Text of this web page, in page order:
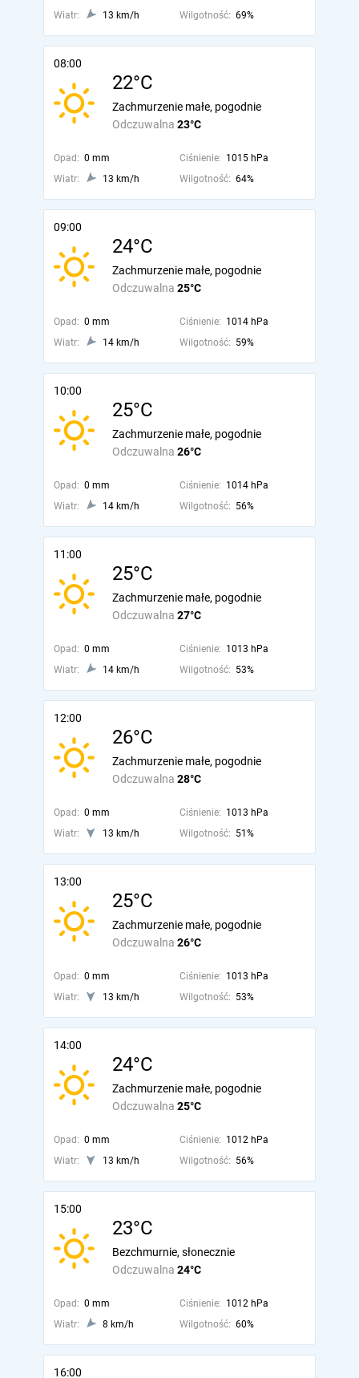
Wiatr: 13 km/h Wilgotność: 69%
08:00
22°C
Odczuwalna 23°C
Zachmurzenie małe, pogodnie
Opad: 0 mm Ciśnienie: 1015 hPa
Wiatr:
13 km/h Wilgotność: 64%
09:00
24°C
Odczuwalna 25°C
Zachmurzenie małe, pogodnie
Opad: 0 mm Ciśnienie: 1014 hPa
Wiatr:
14 km/h Wilgotność: 59%
10:00
25°C
Odczuwalna 26°C
Zachmurzenie małe, pogodnie
Opad: 0 mm Ciśnienie: 1014 hPa
Wiatr:
14 km/h Wilgotność: 56%
11:00
25°C
Odczuwalna 27°C
Zachmurzenie małe, pogodnie
Opad: 0 mm Ciśnienie: 1013 hPa
Wiatr:
14 km/h Wilgotność: 53%
12:00
26°C
Odczuwalna 28°C
Zachmurzenie małe, pogodnie
Opad: 0 mm Ciśnienie: 1013 hPa
Wiatr:
13 km/h Wilgotność: 51%
13:00
25°C
Odczuwalna 26°C
Zachmurzenie małe, pogodnie
Opad: 0 mm Ciśnienie: 1013 hPa
Wiatr:
13 km/h Wilgotność: 53%
14:00
24°C
Odczuwalna 25°C
Zachmurzenie małe, pogodnie
Opad: 0 mm Ciśnienie: 1012 hPa
Wiatr:
13 km/h Wilgotność: 56%
15:00
23°C
Odczuwalna 24°C
Bezchmurnie, słonecznie
Opad: 0 mm Ciśnienie: 1012 hPa
Wiatr:
8 km/h Wilgotność: 60%
16:00